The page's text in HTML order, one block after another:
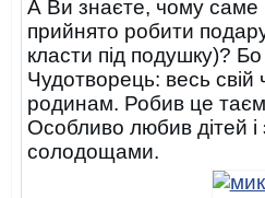
А Ви знаєте, чому саме
прийнято робити
класти під подушку)?
Чудотворець: весь
родинам. Робив це
Особливо любив дітей
солодощами.